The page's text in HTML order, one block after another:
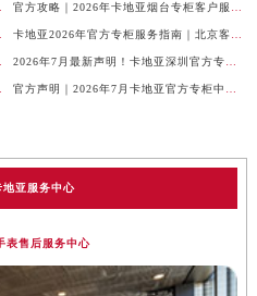
地亚服务中心
表售后服务中心